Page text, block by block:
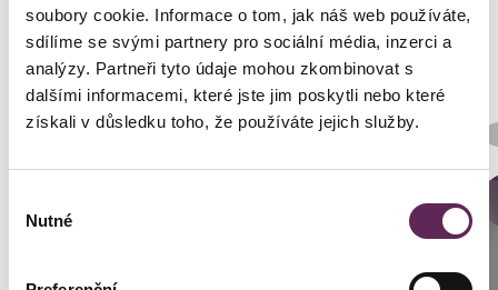
soubory cookie. Informace o tom, jak náš web používáte,
sdílíme se svými partnery pro sociální média, inzerci a
analýzy. Partneři tyto údaje mohou zkombinovat s
dalšími informacemi, které jste jim poskytli nebo které
získali v důsledku toho, že používáte jejich služby.
souhlasu
Nutné
Der behandelnde Arzt